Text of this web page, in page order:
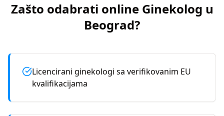
Zašto odabrati online Ginekolog u
Beograd?
Licencirani ginekologi sa verifikovanim EU
kvalifikacijama